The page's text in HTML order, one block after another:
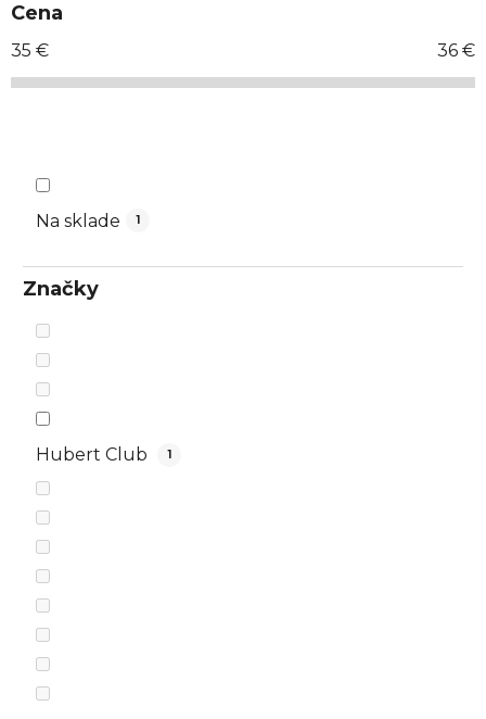
p
r
o
Cena
35 € 36 €
Na sklade 1
Značky
Hubert Club 1